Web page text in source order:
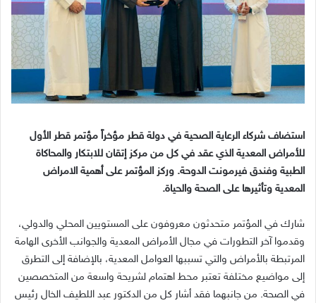
استضاف شركاء الرعاية الصحية في دولة قطر مؤخراً مؤتمر قطر الأول
للأمراض المعدية الذي عقد في كل من مركز إتقان للابتكار والمحاكاة
الطبية وفندق فيرمونت الدوحة. وركز المؤتمر على أهمية الامراض
المعدية وتأثيرها على الصحة والحياة.
شارك في المؤتمر متحدثون معروفون على المستويين المحلي والدولي،
وقدموا آخر التطورات في مجال الأمراض المعدية والجوانب الأخرى الهامة
المرتبطة بالأمراض والتي تسببها العوامل المعدية، بالإضافة إلى التطرق
إلى مواضيع مختلفة تعتبر محط اهتمام لشريحة واسعة من المتخصصين
في الصحة. من جانبهما فقد أشار كل من الدكتور عبد اللطيف الخال رئيس